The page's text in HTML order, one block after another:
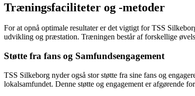
Træningsfaciliteter og -metoder
For at opnå optimale resultater er det vigtigt for TSS
udvikling og præstation. Træningen består af forskellige
Støtte fra fans og Samfundsengagement
TSS Silkeborg nyder også stor støtte fra sine fans og
lokalsamfundet. Denne støtte og engagement er afgørende